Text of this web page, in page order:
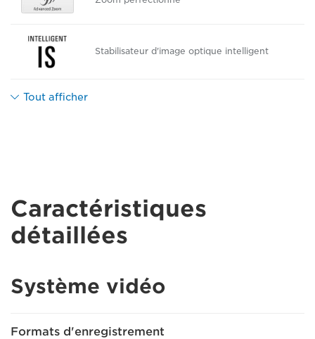
Stabilisateur d'image optique intelligent
Tout afficher
Caractéristiques
détaillées
Système vidéo
Formats d'enregistrement